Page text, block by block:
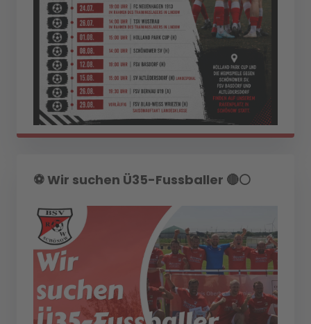
⚽️ Wir suchen Ü35-Fussballer 🔴⚪️